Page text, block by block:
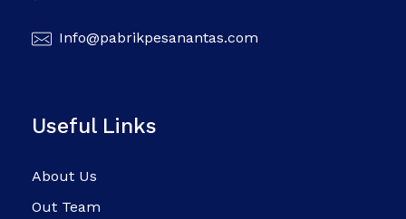
Info@pabrikpesanantas.com
Useful Links
About Us
Out Team